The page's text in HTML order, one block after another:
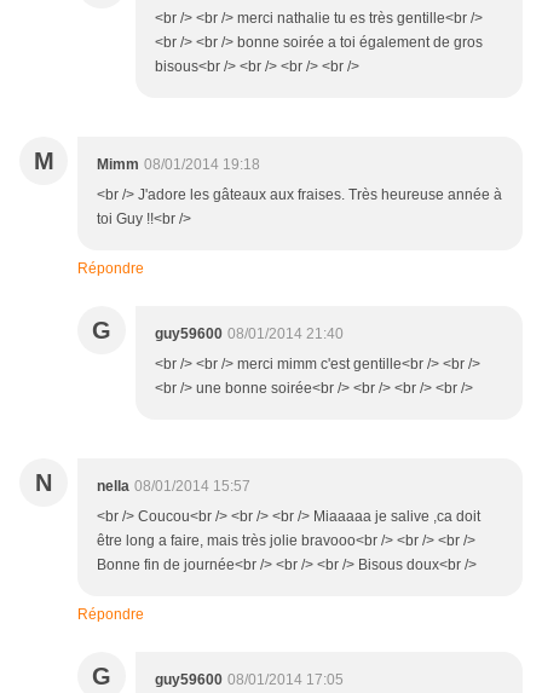
<br /> <br /> merci nathalie tu es très gentille<br />
<br /> <br /> bonne soirée a toi également de gros
bisous<br /> <br /> <br /> <br />
M Mimm 08/01/2014 19:18
<br /> J'adore les gâteaux aux fraises. Très heureuse année à
toi Guy !!<br />
Répondre
G guy59600 08/01/2014 21:40
<br /> <br /> merci mimm c'est gentille<br /> <br />
<br /> une bonne soirée<br /> <br /> <br /> <br />
N nella 08/01/2014 15:57
<br /> Coucou<br /> <br /> <br /> Miaaaaa je salive ,ca doit
être long a faire, mais très jolie bravooo<br /> <br /> <br />
Bonne fin de journée<br /> <br /> <br /> Bisous doux<br />
Répondre
G guy59600 08/01/2014 17:05